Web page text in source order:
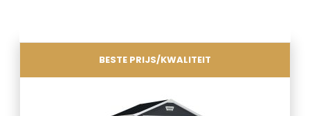
BESTE PRIJS/KWALITEIT